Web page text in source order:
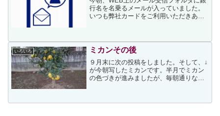
行名を名乗るメールが入っていました。
いつも弊社カードをご利用いただきあり
視システム」を導入し、24時間365日体
制でカードのご利用...
いろいろ ミカンその後
９月末に次の投稿をしました。そして、↓
が今朝写したミカンです。半月でミカン
の色づきが進みましたが、毎朝通りなが
のウォーキングをするのは午前５時前後